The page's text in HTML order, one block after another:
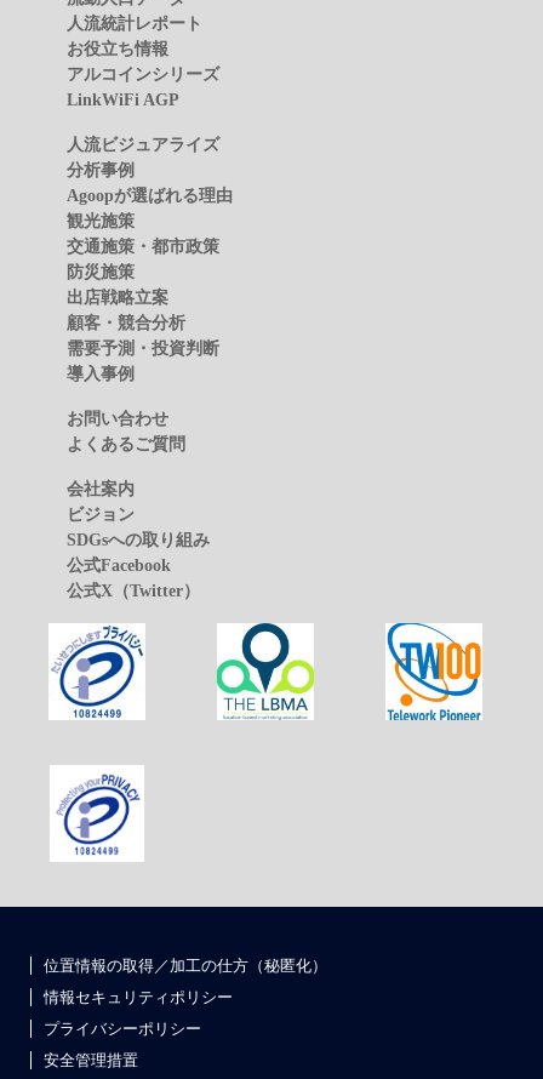
人流統計レポート
お役立ち情報
アルコインシリーズ
LinkWiFi AGP
人流ビジュアライズ
分析事例
Agoopが選ばれる理由
観光施策
交通施策・都市政策
防災施策
出店戦略立案
顧客・競合分析
需要予測・投資判断
導入事例
お問い合わせ
よくあるご質問
会社案内
ビジョン
SDGsへの取り組み
公式Facebook
公式X（Twitter）
位置情報の取得／加工の仕方（秘匿化）
情報セキュリティポリシー
プライバシーポリシー
安全管理措置